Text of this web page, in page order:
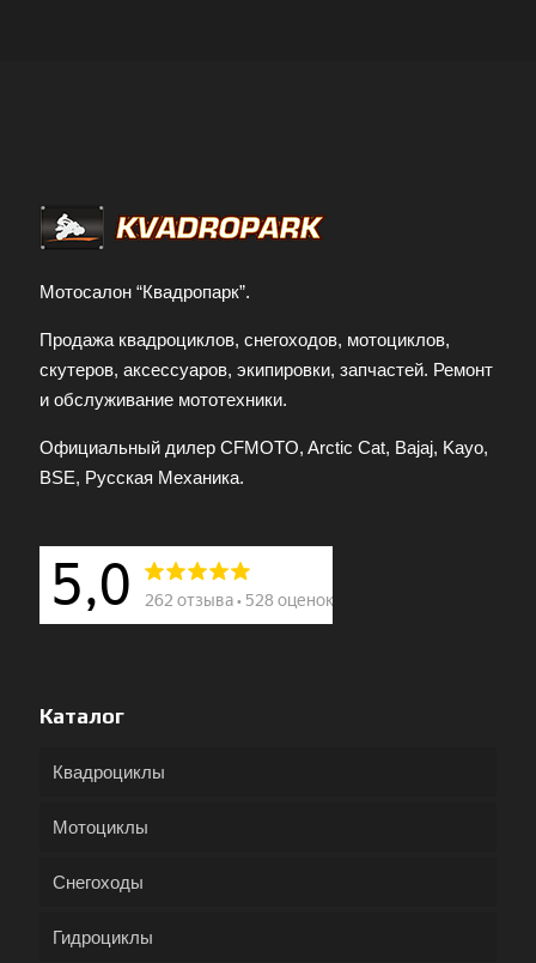
Мотосалон “Квадропарк”.
Продажа квадроциклов, снегоходов, мотоциклов,
скутеров, аксессуаров, экипировки, запчастей. Ремонт
и обслуживание мототехники.
Официальный дилер CFMOTO, Arctic Cat, Bajaj, Kayo,
BSE, Русская Механика.
Каталог
Квадроциклы
Мотоциклы
Снегоходы
Гидроциклы